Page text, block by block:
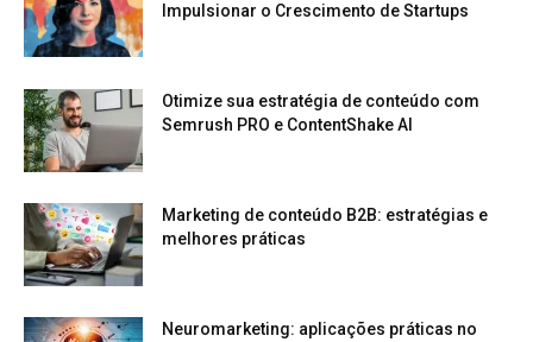
Impulsionar o Crescimento de Startups
Otimize sua estratégia de conteúdo com
Semrush PRO e ContentShake AI
Marketing de conteúdo B2B: estratégias e
melhores práticas
Neuromarketing: aplicações práticas no